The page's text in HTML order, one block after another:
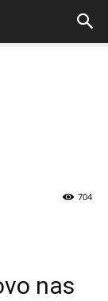
704
nas